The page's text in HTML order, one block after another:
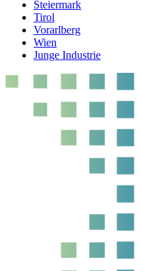
Steiermark
Tirol
Vorarlberg
Wien
Junge Industrie